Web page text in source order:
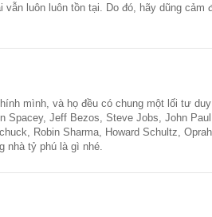
luôn luôn tồn tại. Do đó, hãy dũng cảm
mình, và họ đều có chung một lối tư duy
Spacey, Jeff Bezos, Steve Jobs, John
Robin Sharma, Howard Schultz,
nhà tỷ phú là gì nhé.